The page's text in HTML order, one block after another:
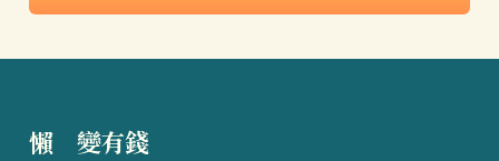
懶得 變有錢